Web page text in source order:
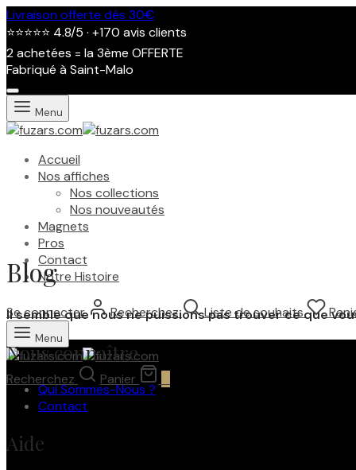
Livraison offerte dès 30€
⭐⭐⭐⭐⭐ 4.8/5 · +170 avis clients
2 achetées = la 3ème OFFERTE
Fabriqué à Saint-Malo
Menu
Accueil
Nos affiches
Nos collections
Nos nouveautés
Magnets
Pros
Contact
Notre Histoire
Se connecter Recherchez Liste de souhaits
Menu
Recherchez Panier
Blog
Il semble que nous ne puissions pas trouver ce que
Nous connaître
Qui Sommes-Nous ?
Contact
Aide